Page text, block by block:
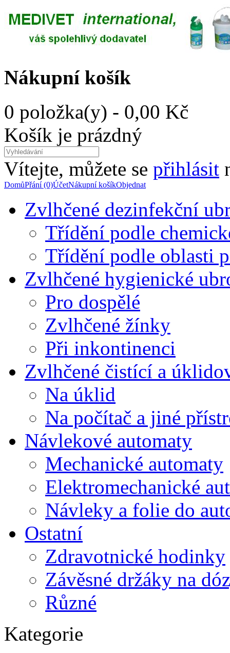
Nákupní košík
0 položka(y) - 0,00 Kč
Košík je prázdný
Vítejte, můžete se přihlásit
DomůPřání (0)ÚčetNákupní košíkObjednat
Zvlhčené dezinfekční
Třídění podle
Třídění podle oblasti
Zvlhčené hygienické
Pro dospělé
Zvlhčené žínky
Při inkontinenci
Zvlhčené čistící a
Na úklid
Na počítač a jiné
Návlekové automaty
Mechanické automaty
Elektromechanické
Návleky a folie do
Ostatní
Zdravotnické hodinky
Závěsné držáky na
Různé
Kategorie